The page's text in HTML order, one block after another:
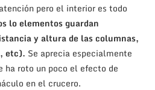
pero el interior es todo
lo elementos guardan
y altura de las columnas,
etc). Se aprecia especialmente
ha roto un poco el efecto de
en el crucero.